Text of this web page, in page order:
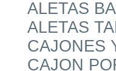
ALETAS
ALETAS
CAJONES
CAJON